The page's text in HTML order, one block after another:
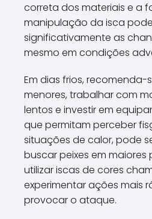
correta dos materiais e a
manipulação da isca
significativamente as
mesmo em condições
Em dias frios, recomenda-
menores, trabalhar com
lentos e investir em
que permitam perceber
situações de calor, pode
buscar peixes em
utilizar iscas de cores
experimentar ações mais
provocar o ataque.